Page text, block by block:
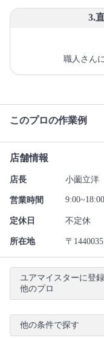
3.
職人さん
このプロの作業例
店舗情報
店長 小薗立洋
営業時間 9:00~18:00
定休日 不定休
所在地 〒
ユアマイスターに登
他のプロ
他の条件で探す